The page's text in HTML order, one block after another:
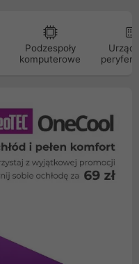
Podzespoły
komputerowe